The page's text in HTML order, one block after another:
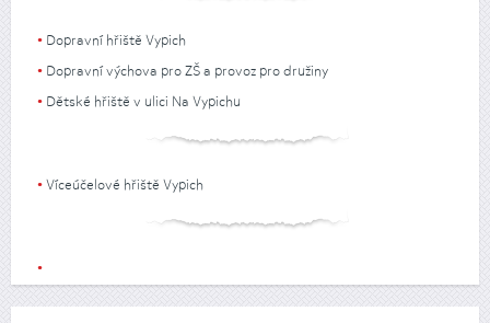
Dopravní hřiště Vypich
Dopravní výchova pro ZŠ a provoz pro družiny
Dětské hřiště v ulici Na Vypichu
Víceúčelové hřiště Vypich